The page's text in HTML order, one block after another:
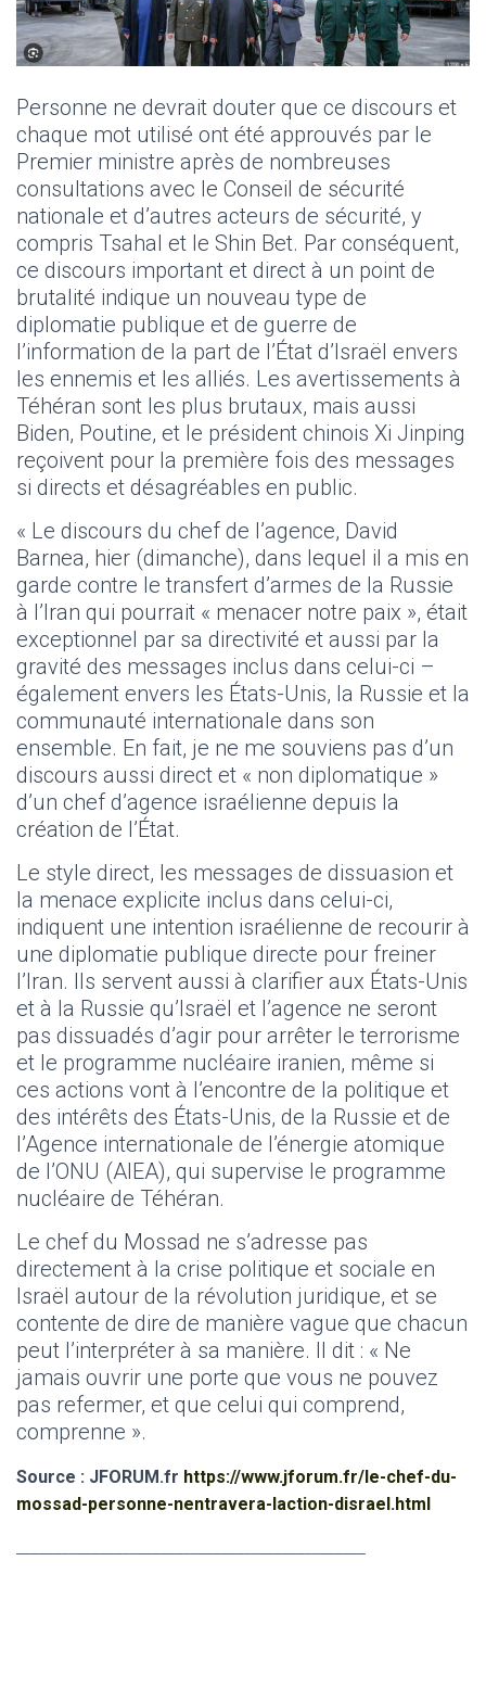
Personne ne devrait douter que ce discours et
chaque mot utilisé ont été approuvés par le
Premier ministre après de nombreuses
consultations avec le Conseil de sécurité
nationale et d’autres acteurs de sécurité, y
compris Tsahal et le Shin Bet. Par conséquent,
ce discours important et direct à un point de
brutalité indique un nouveau type de
diplomatie publique et de guerre de
l’information de la part de l’État d’Israël envers
les ennemis et les alliés. Les avertissements à
Téhéran sont les plus brutaux, mais aussi
Biden, Poutine, et le président chinois Xi Jinping
reçoivent pour la première fois des messages
si directs et désagréables en public.
« Le discours du chef de l’agence, David
Barnea, hier (dimanche), dans lequel il a mis en
garde contre le transfert d’armes de la Russie
à l’Iran qui pourrait « menacer notre paix », était
exceptionnel par sa directivité et aussi par la
gravité des messages inclus dans celui-ci –
également envers les États-Unis, la Russie et la
communauté internationale dans son
ensemble. En fait, je ne me souviens pas d’un
discours aussi direct et « non diplomatique »
d’un chef d’agence israélienne depuis la
création de l’État.
Le style direct, les messages de dissuasion et
la menace explicite inclus dans celui-ci,
indiquent une intention israélienne de recourir à
une diplomatie publique directe pour freiner
l’Iran. Ils servent aussi à clarifier aux États-Unis
et à la Russie qu’Israël et l’agence ne seront
pas dissuadés d’agir pour arrêter le terrorisme
et le programme nucléaire iranien, même si
ces actions vont à l’encontre de la politique et
des intérêts des États-Unis, de la Russie et de
l’Agence internationale de l’énergie atomique
de l’ONU (AIEA), qui supervise le programme
nucléaire de Téhéran.
Le chef du Mossad ne s’adresse pas
directement à la crise politique et sociale en
Israël autour de la révolution juridique, et se
contente de dire de manière vague que chacun
peut l’interpréter à sa manière. Il dit : « Ne
jamais ouvrir une porte que vous ne pouvez
pas refermer, et que celui qui comprend,
comprenne ».
Source : JFORUM.fr https://www.jforum.fr/le-chef-du-
mossad-personne-nentravera-laction-disrael.html